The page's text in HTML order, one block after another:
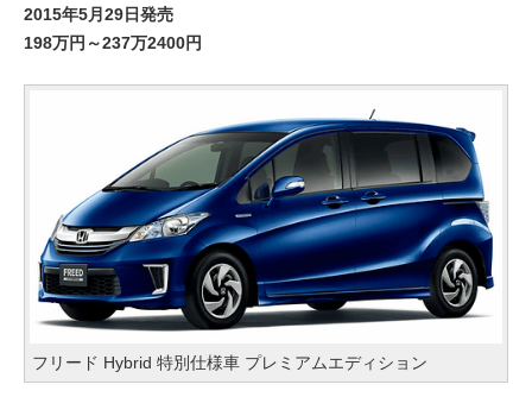
2015年5月29日発売
198万円～237万2400円
フリード Hybrid 特別仕様車 プレミアムエディション